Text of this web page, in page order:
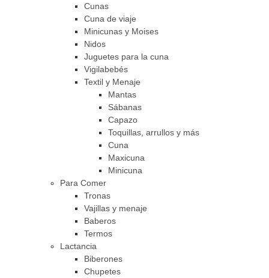
Cunas
Cuna de viaje
Minicunas y Moises
Nidos
Juguetes para la cuna
Vigilabebés
Textil y Menaje
Mantas
Sábanas
Capazo
Toquillas, arrullos y más
Cuna
Maxicuna
Minicuna
Para Comer
Tronas
Vajillas y menaje
Baberos
Termos
Lactancia
Biberones
Chupetes